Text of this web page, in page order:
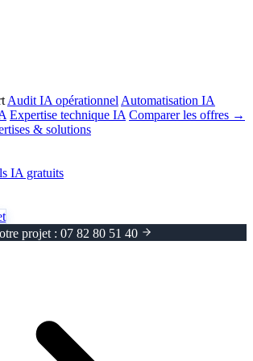
Audit IA opérationnel Automatisation IA
Expertise technique IA Comparer les offres →
& solutions
IA gratuits
projet : 07 82 80 51 40